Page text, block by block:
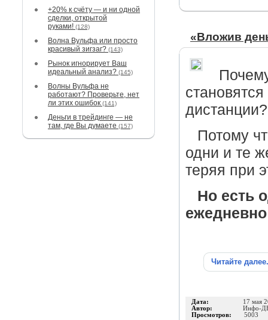
+20% к счёту — и ни одной
сделки, открытой
руками! (128)
Волна Вульфа или просто
красивый зигзаг? (143)
Рынок игнорирует Ваш
идеальный анализ? (145)
Волны Вульфа не
работают? Проверьте, нет
ли этих ошибок (141)
Деньги в трейдинге — не
там, где Вы думаете (157)
«Вложив
дистанции?
Потому
одни и те
теряя при
Но есть
Читайте
Дата: 17 мая
Автор: Инфо-
Просмотров: 5003